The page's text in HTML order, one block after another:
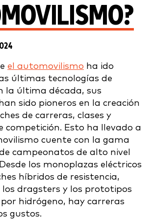
el automovilismo ha ido
últimas tecnologías de
la última década, sus
sido pioneros en la creación
de carreras, clases y
competición. Esto ha llevado a
cuente con la gama
campeonatos de alto nivel
los monoplazas eléctricos
híbridos de resistencia,
dragsters y los prototipos
hidrógeno, hay carreras
gustos.